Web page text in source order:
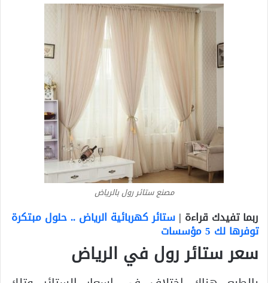
مصنع ستائر رول بالرياض
ربما تفيدك قراءة | ستائر كهربائية الرياض .. حلول مبتكرة
توفرها لك 5 مؤسسات
سعر ستائر رول في الرياض